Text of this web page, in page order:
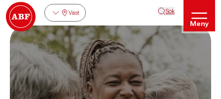
Väst Sök
Meny